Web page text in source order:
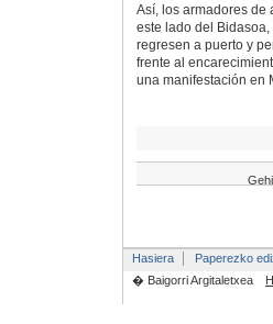
Así, los armadores de
este lado del
regresen a puerto y
frente al
una manifestación en
Hasiera Paperezko
� Baigorri Argitaletxea